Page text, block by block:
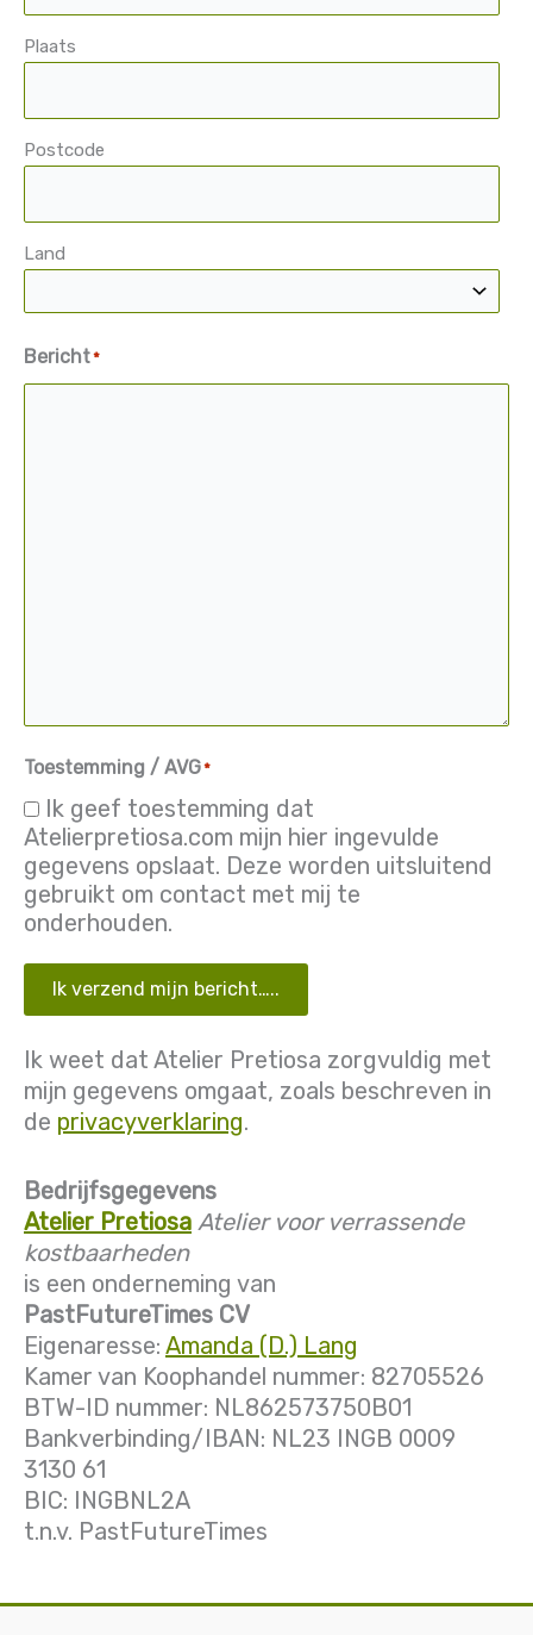
Plaats
Postcode
Land
Bericht*
Toestemming / AVG*
Ik geef toestemming dat
Atelierpretiosa.com mijn hier ingevulde
gegevens opslaat. Deze worden uitsluitend
gebruikt om contact met mij te
onderhouden.
Ik verzend mijn bericht…..
Ik weet dat Atelier Pretiosa zorgvuldig met
mijn gegevens omgaat, zoals beschreven in
de privacyverklaring.
Bedrijfsgegevens
Atelier Pretiosa Atelier voor verrassende
kostbaarheden
is een onderneming van
PastFutureTimes CV
Eigenaresse: Amanda (D.) Lang
Kamer van Koophandel nummer: 82705526
BTW-ID nummer: NL862573750B01
Bankverbinding/IBAN: NL23 INGB 0009
3130 61
BIC: INGBNL2A
t.n.v. PastFutureTimes